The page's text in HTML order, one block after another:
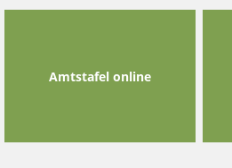
Amtstafel online